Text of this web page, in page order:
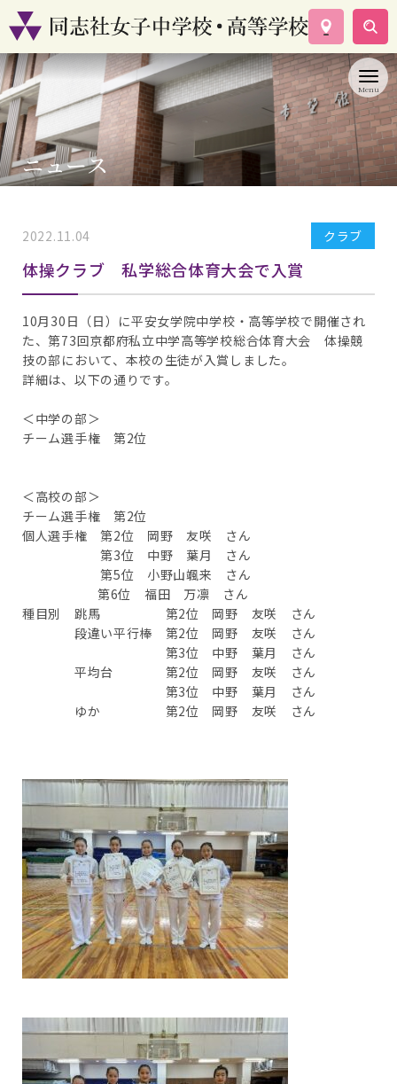
学校案内
コース紹介
学校生活
入試情報
資料請求
ニュース
2022.11.04 クラブ
体操クラブ 私学総合体育大会で入賞
10月30日（日）に平安女学院中学校・高等学校で開催され
た、第73回京都府私立中学高等学校総合体育大会 体操競
技の部において、本校の生徒が入賞しました。
詳細は、以下の通りです。
＜中学の部＞
チーム選手権 第2位
＜高校の部＞
チーム選手権 第2位
個人選手権 第2位 岡野 友咲 さん
第3位 中野 葉月 さん
第5位 小野山颯来 さん
第6位 福田 万凛 さん
種目別 跳馬 第2位 岡野 友咲 さん
段違い平行棒 第2位 岡野 友咲 さん
第3位 中野 葉月 さん
平均台 第2位 岡野 友咲 さん
第3位 中野 葉月 さん
ゆか 第2位 岡野 友咲 さん